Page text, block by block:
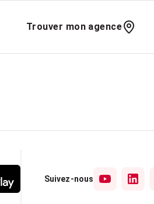
Trouver mon agence
Suivez-nous